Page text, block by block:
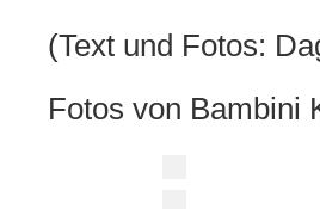
(Text und Fotos:
Fotos von Bambini